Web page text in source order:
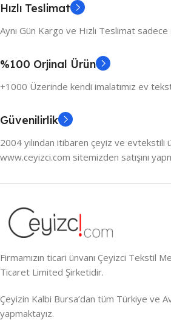
Hızlı Teslimat
Aynı Gün Kargo ve Hızlı Teslimat
%100 Orjinal Ürün
+1000 Üzerinde kendi imalatımız ev
Güvenilirlik
2004 yılından itibaren çeyiz ve evtekstili
www.ceyizci.com sitemizden satışını
Firmamızın ticari ünvanı Çeyizci Tekstil
Ticaret Limited Şirketidir.
Çeyizin Kalbi Bursa’dan tüm Türkiye ve
yapmaktayız.